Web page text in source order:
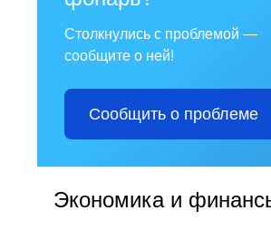
Столкнулись с проблемой —
сообщите о ней!
Сообщить о проблеме
Экономика и